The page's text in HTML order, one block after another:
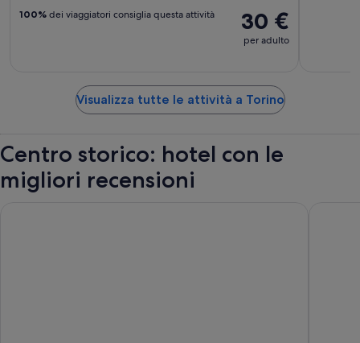
30 €
per adulto
100% dei viaggiatori consiglia questa attività
Visualizza tutte le attività a Torino
Centro storico: hotel con le
migliori recensioni